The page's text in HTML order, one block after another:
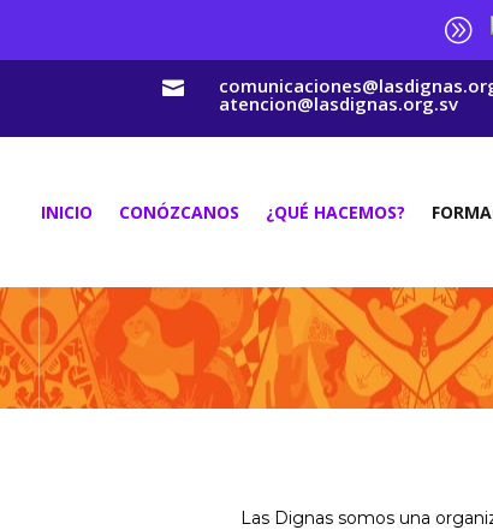
A

atencion@lasdignas.org.sv
INICIO CONÓZCANOS ¿QUÉ HACEMOS?
Las Dignas somos una